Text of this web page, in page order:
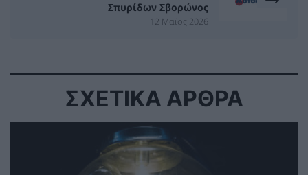
Σπυρίδων Σβορώνος
12 Μαϊος 2026
ΣΧΕΤΙΚΑ ΑΡΘΡΑ